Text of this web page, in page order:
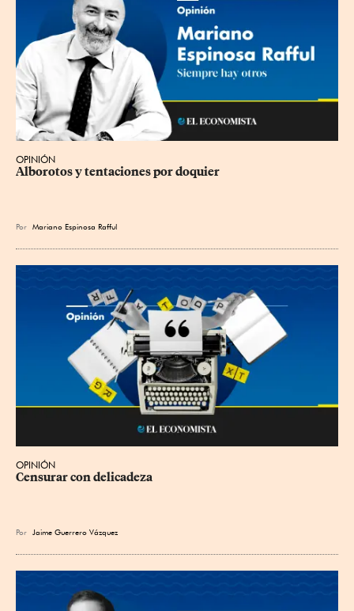
OPINIÓN
Alborotos y tentaciones por doquier
Por Mariano Espinosa Rafful
OPINIÓN
Censurar con delicadeza
Por Jaime Guerrero Vázquez